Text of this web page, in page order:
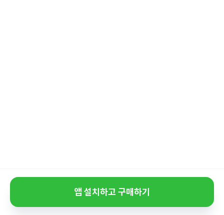
앱 설치하고 구매하기